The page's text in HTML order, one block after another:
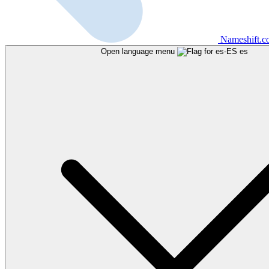
Open language menu es